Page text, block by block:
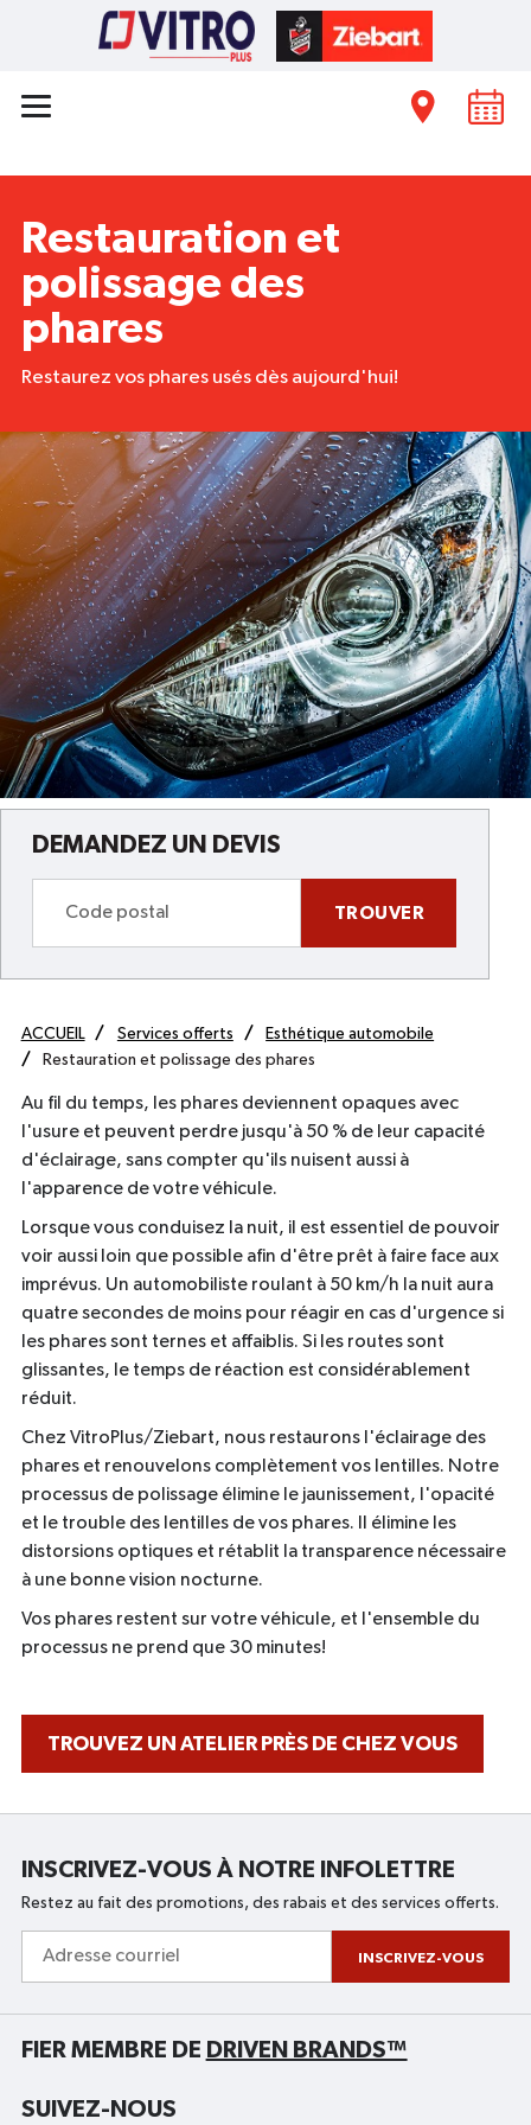
Restauration et
polissage des
phares
Restaurez vos phares usés dès aujourd'hui!
ACCUEIL Services offerts
Esthétique automobile
Restauration et polissage des phares
Au fil du temps, les phares deviennent opaques avec
l'usure et peuvent perdre jusqu'à 50 % de leur capacité
d'éclairage, sans compter qu'ils nuisent aussi à
l'apparence de votre véhicule.
Lorsque vous conduisez la nuit, il est essentiel de pouvoir
voir aussi loin que possible afin d'être prêt à faire face aux
imprévus. Un automobiliste roulant à 50 km/h la nuit aura
quatre secondes de moins pour réagir en cas d'urgence si
les phares sont ternes et affaiblis. Si les routes sont
glissantes, le temps de réaction est considérablement
réduit.
Chez VitroPlus/Ziebart, nous restaurons l'éclairage des
phares et renouvelons complètement vos lentilles. Notre
processus de polissage élimine le jaunissement, l'opacité
et le trouble des lentilles de vos phares. Il élimine les
distorsions optiques et rétablit la transparence nécessaire
à une bonne vision nocturne.
Vos phares restent sur votre véhicule, et l'ensemble du
processus ne prend que 30 minutes!
TROUVEZ UN ATELIER PRÈS DE CHEZ VOUS
DEMANDEZ UN DEVIS
TROUVER
INSCRIVEZ-VOUS À NOTRE INFOLETTRE
Restez au fait des promotions, des rabais et des services offerts.
courriel
INSCRIVEZ-VOUS
FIER MEMBRE DE DRIVEN BRANDS™
SUIVEZ-NOUS